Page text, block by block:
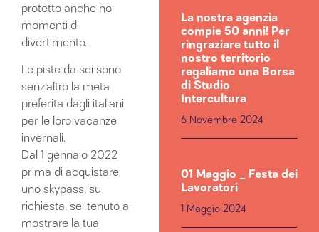
protetto anche noi
momenti di
divertimento.
Le piste da sci sono
senz’altro la meta
preferita dagli italiani
per le loro vacanze
invernali.
Dal 1 gennaio 2022
prima di acquistare
uno skypass, su
richiesta, sei tenuto a
mostrare la tua
La nostra agenzia
compie 50 anni! Per
ringraziare tutto il
nostro territorio
regaliamo una Borsa
di Studio
Intercultura
6 Novembre 2024
01 Maggio _ Festa dei
Lavoratori
1 Maggio 2024